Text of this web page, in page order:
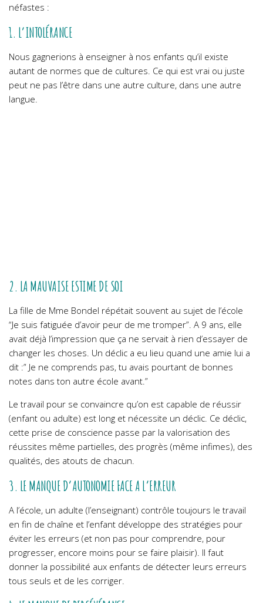
néfastes :
1. L’INTOLÉRANCE
Nous gagnerions à enseigner à nos enfants qu’il existe
autant de normes que de cultures. Ce qui est vrai ou juste
peut ne pas l’être dans une autre culture, dans une autre
langue.
2. LA MAUVAISE ESTIME DE SOI
La fille de Mme Bondel répétait souvent au sujet de l’école
“Je suis fatiguée d’avoir peur de me tromper”. A 9 ans, elle
avait déjà l’impression que ça ne servait à rien d’essayer de
changer les choses. Un déclic a eu lieu quand une amie lui a
dit :” Je ne comprends pas, tu avais pourtant de bonnes
notes dans ton autre école avant.”
Le travail pour se convaincre qu’on est capable de réussir
(enfant ou adulte) est long et nécessite un déclic. Ce déclic,
cette prise de conscience passe par la valorisation des
réussites même partielles, des progrès (même infimes), des
qualités, des atouts de chacun.
3. LE MANQUE D’AUTONOMIE FACE A L’ERREUR
A l’école, un adulte (l’enseignant) contrôle toujours le travail
en fin de chaîne et l’enfant développe des stratégies pour
éviter les erreurs (et non pas pour comprendre, pour
progresser, encore moins pour se faire plaisir). Il faut
donner la possibilité aux enfants de détecter leurs erreurs
tous seuls et de les corriger.